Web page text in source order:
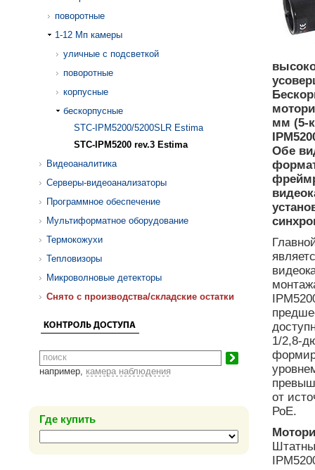
поворотные
1-12 Mп камеры
уличные с подсветкой
поворотные
корпусные
бескорпусные
STC-IPM5200/5200SLR Estima
STC-IPM5200 rev.3 Estima
Видеоаналитика
Серверы-видеоанализаторы
Программное обеспечение
Мультиформатное оборудование
Термокожухи
Тепловизоры
Микроволновые детекторы
Cнято с производства/складские остатки
например, камера наблюдения
Где купить
мм (5-
Обе
1/2,8-
от
РоЕ.